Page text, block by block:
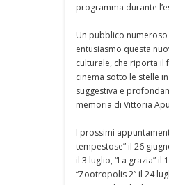
programma durante
Un pubblico
entusiasmo questa
culturale, che riporta il
cinema sotto le stelle
suggestiva e
memoria di Vittoria
I prossimi
tempestose” il 26
il 3 luglio, “La grazia” il
“Zootropolis 2” il 24